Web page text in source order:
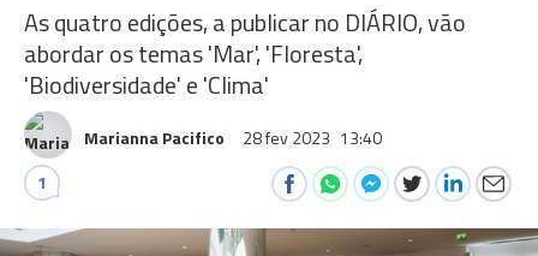
As quatro edições, a publicar no DIÁRIO, vão
abordar os temas 'Mar', 'Floresta',
'Biodiversidade' e 'Clima'
Marianna Pacifico 28 fev 2023 13:40
1